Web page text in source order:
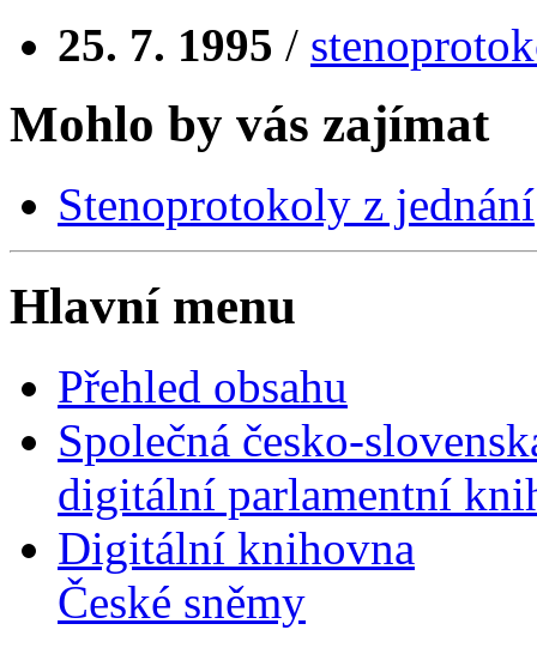
25. 7. 1995 /
Mohlo by vás zajímat
Stenoprotokoly z jednání
Hlavní menu
Přehled obsahu
Společná česko-
digitální parlamentní
Digitální knihovna
České sněmy